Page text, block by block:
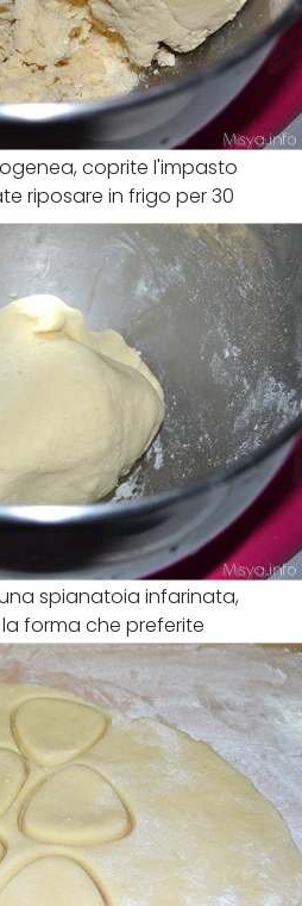
coprite l'impasto
riposare in frigo per 30
spianatoia infarinata,
forma che preferite